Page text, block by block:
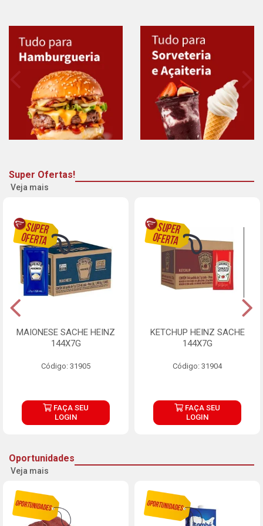
Super Ofertas!
Veja mais
MAIONESE SACHE HEINZ
144X7G
Código: 31905
FAÇA SEU
LOGIN
KETCHUP HEINZ SACHE
144X7G
Código: 31904
FAÇA SEU
LOGIN
Oportunidades
Veja mais